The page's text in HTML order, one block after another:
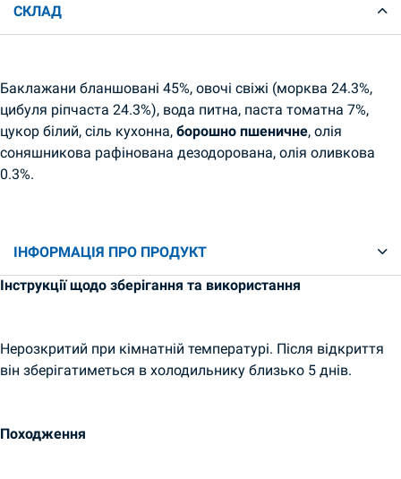
СКЛАД
Баклажани бланшовані 45%, овочі свіжі (морква 24.3%,
цибуля ріпчаста 24.3%), вода питна, паста томатна 7%,
цукор білий, сіль кухонна, борошно пшеничне, олія
соняшникова рафінована дезодорована, олія оливкова
0.3%.
ІНФОРМАЦІЯ ПРО ПРОДУКТ
Інструкції щодо зберігання та використання
Нерозкритий при кімнатній температурі. Після відкриття
він зберігатиметься в холодильнику близько 5 днів.
Походження